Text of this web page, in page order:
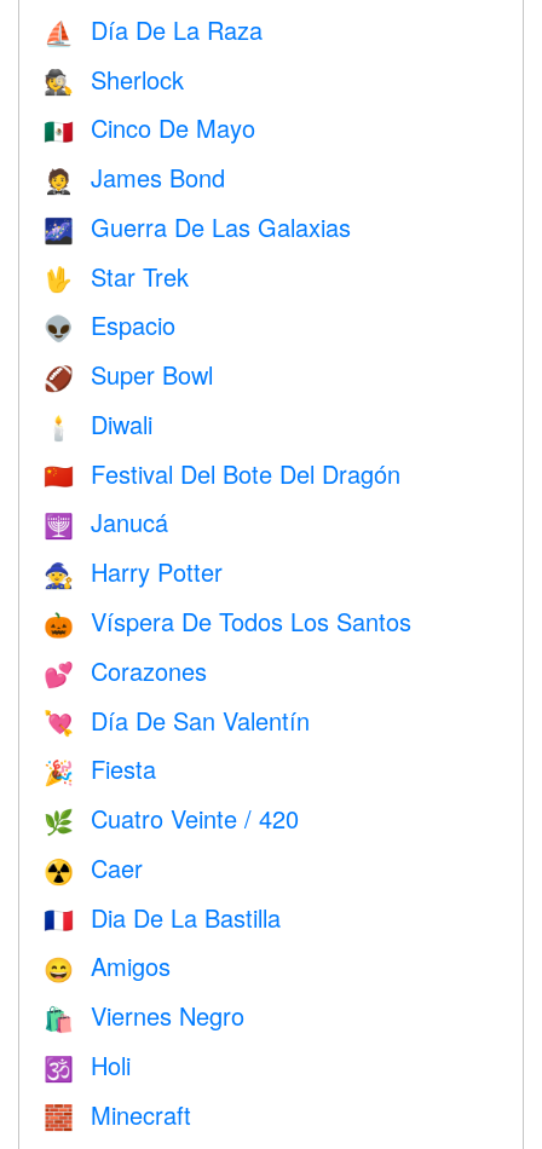
⛵️ Día De La Raza
🕵️ Sherlock
🇲🇽 Cinco De Mayo
🤵 James Bond
🌌 Guerra De Las Galaxias
🖖 Star Trek
👽 Espacio
🏈 Super Bowl
🕯 Diwali
🇨🇳 Festival Del Bote Del Dragón
🕎 Janucá
🧙 Harry Potter
🎃 Víspera De Todos Los Santos
💕 Corazones
💘 Día De San Valentín
🎉 Fiesta
🌿 Cuatro Veinte / 420
☢️ Caer
🇫🇷 Dia De La Bastilla
😄 Amigos
🛍 Viernes Negro
🕉 Holi
🧱
Minecraft